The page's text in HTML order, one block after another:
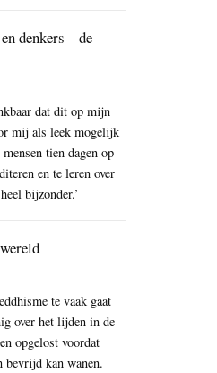
denkers – de
dat dit op mijn
mij als leek mogelijk
tien dagen op
en te leren over
bijzonder.’
te vaak gaat
over het lijden in de
opgelost voordat
kan wanen.